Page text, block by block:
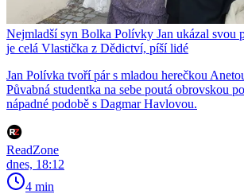
Nejmladší syn Bolka Polívky Jan ukázal svou
je celá Vlastička z Dědictví, píší lidé
Jan Polívka tvoří pár s mladou herečkou
Půvabná studentka na sebe poutá obrovskou
nápadné podobě s Dagmar Havlovou.
ReadZone
dnes, 18:12
4 min